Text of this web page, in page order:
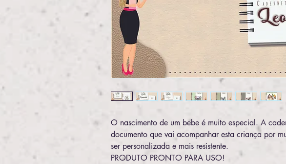
O nascimento de um bebe é muito especial. A
documento que vai acompanhar esta criança por
ser personalizada e mais resistente.
PRODUTO PRONTO PARA USO!